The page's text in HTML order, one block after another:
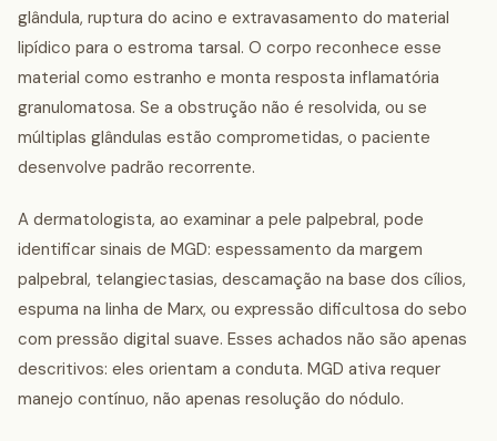
glândula, ruptura do acino e extravasamento do material
lipídico para o estroma tarsal. O corpo reconhece esse
material como estranho e monta resposta inflamatória
granulomatosa. Se a obstrução não é resolvida, ou se
múltiplas glândulas estão comprometidas, o paciente
desenvolve padrão recorrente.
A dermatologista, ao examinar a pele palpebral, pode
identificar sinais de MGD: espessamento da margem
palpebral, telangiectasias, descamação na base dos cílios,
espuma na linha de Marx, ou expressão dificultosa do sebo
com pressão digital suave. Esses achados não são apenas
descritivos: eles orientam a conduta. MGD ativa requer
manejo contínuo, não apenas resolução do nódulo.